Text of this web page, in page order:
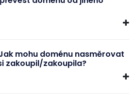
mohu doménu nasměrovat
zakoupil/zakoupila?